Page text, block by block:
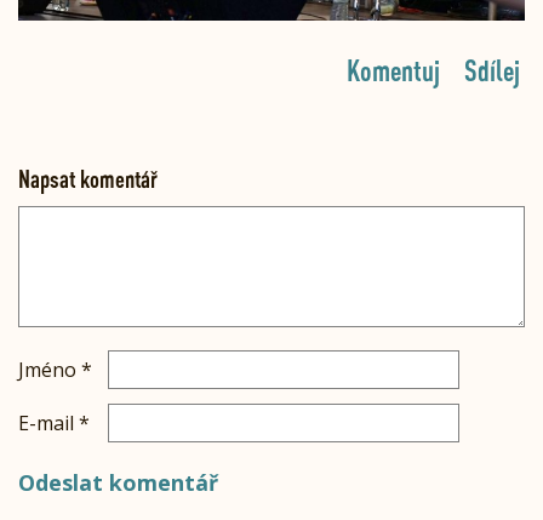
Sdílej
Komentuj
Napsat komentář
Jméno *
E-mail *